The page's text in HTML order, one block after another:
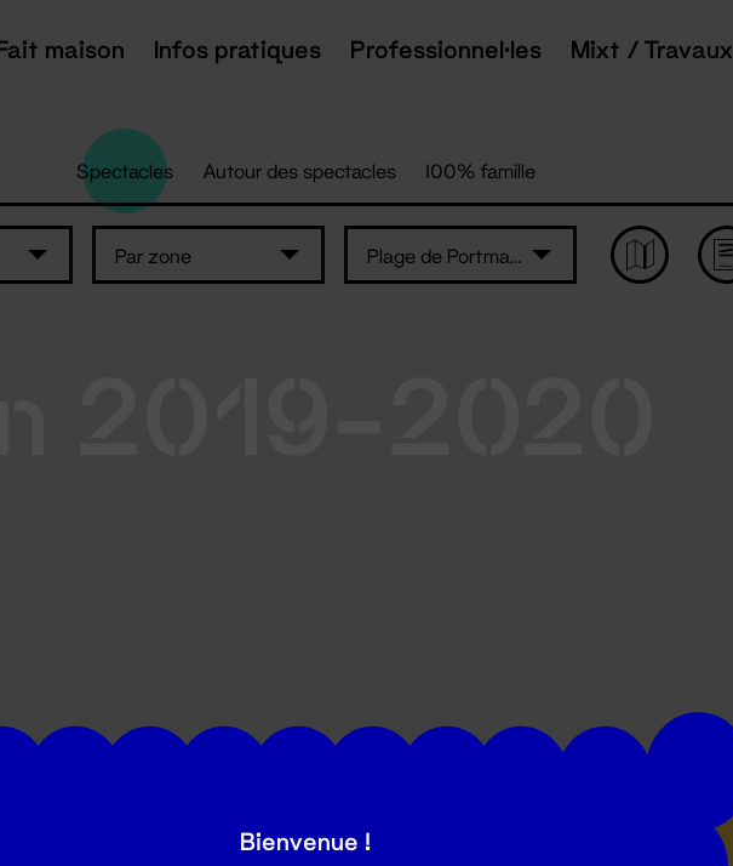
maison Infos pratiques Professionnel·les Mixt / Travaux
Spectacles Autour des spectacles 100% famille
Par zone Plage de Portmain - Pornic
les actualités du Grand T :
Bienvenue !